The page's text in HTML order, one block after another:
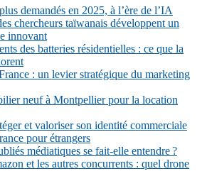
demandés en 2025, à l’ère de l’IA
chercheurs taïwanais développent un
innovant
des batteries résidentielles : ce que la
: un levier stratégique du marketing
neuf à Montpellier pour la location
et valoriser son identité commerciale
pour étrangers
médiatiques se fait-elle entendre ?
et les autres concurrents : quel drone